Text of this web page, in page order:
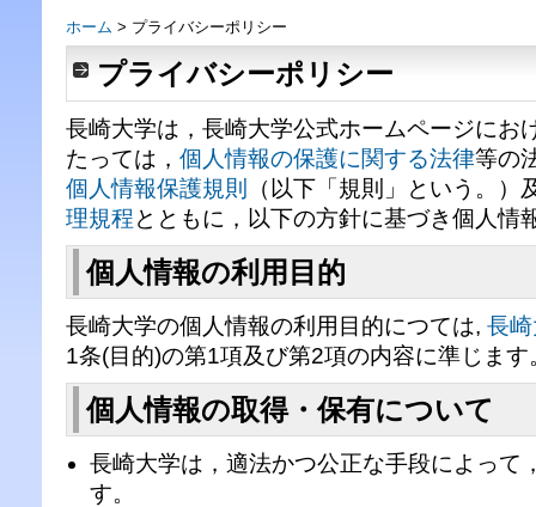
ホーム > プライバシーポリシー
プライバシーポリシー
長崎大学は，長崎大学公式ホームページにお
たっては， 個人情報の保護に関する法律等の
個人情報保護規則
（以下「規則」という。）
理規程とともに，以下の方針に基づき個人情
個人情報の利用目的
長崎大学の個人情報の利用目的につては, 長
1条(目的)の第1項及び第2項の内容に準じます
個人情報の取得・保有について
長崎大学は，適法かつ公正な手段によって
す。